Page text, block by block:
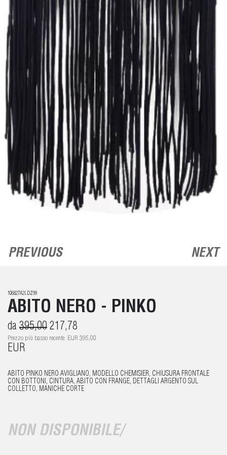
PREVIOUS NEXT
106827A2LDZ99
ABITO NERO - PINKO
da 395,00 217,78
Prezzo più basso recente: EUR 395,00
EUR
ABITO PINKO NERO AVIGLIANO, MODELLO CHEMISIER, CHIUSURA FRONTALE
CON BOTTONI, CINTURA, ABITO CON FRANGE, DETTAGLI ARGENTO SUL
COLLETTO, MANICHE CORTE
NON DISPONIBILE/